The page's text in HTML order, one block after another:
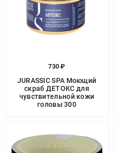
730 ₽
JURASSIC SPA Моющий
скраб ДЕТОКС для
чувствительной кожи
головы 300